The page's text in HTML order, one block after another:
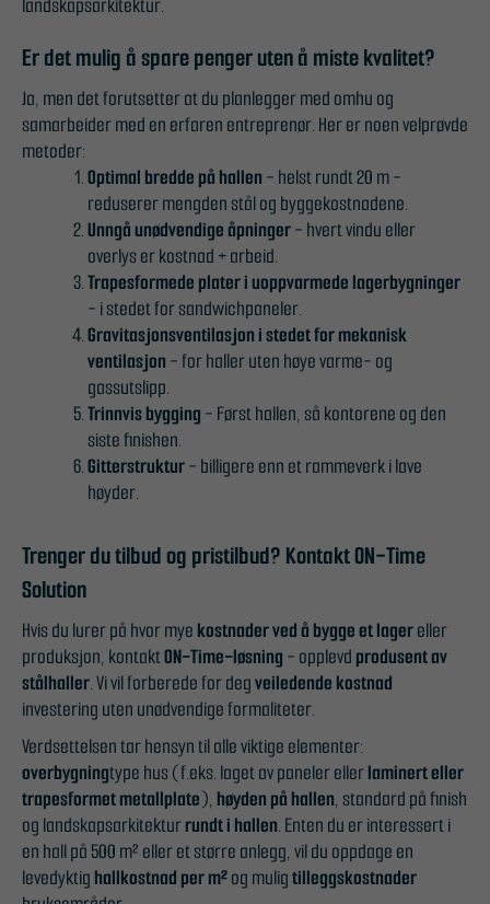
landskapsarkitektur.
Er det mulig å spare penger uten å miste kvalitet?
Ja, men det forutsetter at du planlegger med omhu og
samarbeider med en erfaren entreprenør. Her er noen velprøvde
metoder:
Optimal bredde på hallen - helst rundt 20 m -
reduserer mengden stål og byggekostnadene.
Unngå unødvendige åpninger- hvert vindu eller
overlys er kostnad + arbeid.
Trapesformede plater i uoppvarmede lagerbygninger
- i stedet for sandwichpaneler.
Gravitasjonsventilasjon i stedet for mekanisk
ventilasjon - for haller uten høye varme- og
gassutslipp.
Trinnvis bygging - Først hallen, så kontorene og den
siste finishen.
Gitterstruktur- billigere enn et rammeverk i lave
høyder.
Trenger du tilbud og pristilbud? Kontakt ON-Time
Solution
Hvis du lurer på hvor mye kostnader ved å bygge et lagereller
produksjon, kontaktON-Time-løsning - opplevd produsent av
stålhaller. Vi vil forberede for degveiledende kostnad
investering uten unødvendige formaliteter.
Verdsettelsen tar hensyn til alle viktige elementer:
overbygningtype hus (f.eks. laget av paneler ellerlaminert eller
trapesformet metallplate), høyden på hallen, standard på finish
og landskapsarkitekturrundt i hallen. Enten du er interessert i
en hall på 500 m² eller et større anlegg, vil du oppdage en
levedyktig hallkostnad per m²og muligtilleggskostnader
nettstedets
funksjonalitet
og struktur,
basert på
nettstedet
brukes.
Erfaring
For at nettstedet vårt
skal fungere best
mulig under ditt besøk.
informasjonskapslene,
forsvinne fra
Markedsføring
interesser og
atferd når du
besøker
nettstedet vårt,
for å se
personlig
tilpasset
innhold og
tilbud.